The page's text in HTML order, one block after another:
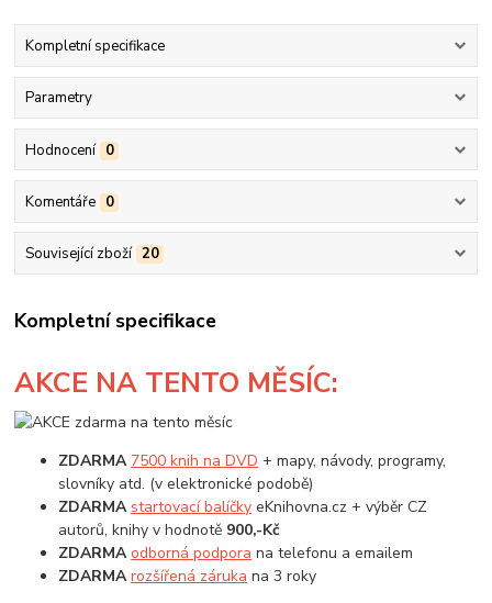
Kompletní specifikace
Parametry
Hodnocení 0
Komentáře 0
Související zboží 20
Kompletní specifikace
AKCE NA TENTO MĚSÍC:
ZDARMA 7500 knih na DVD + mapy, návody, programy,
slovníky atd. (v elektronické podobě)
ZDARMA startovací balíčky eKnihovna.cz + výběr CZ
autorů, knihy v hodnotě 900,-Kč
ZDARMA odborná podpora na telefonu a emailem
ZDARMA rozšířená záruka na 3 roky